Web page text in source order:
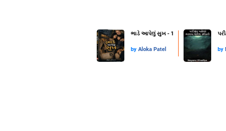
ભાડે આપેલું સુખ - 1
by Aloka Patel by